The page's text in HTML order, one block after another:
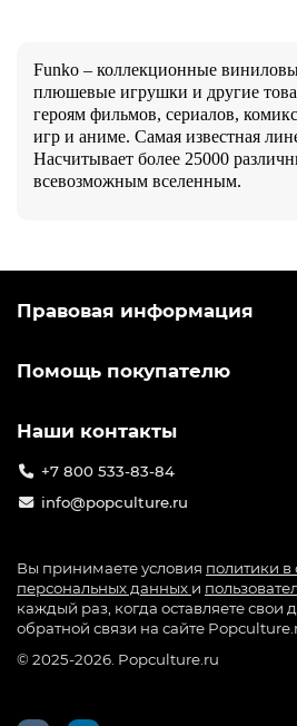
Funko – коллекционные
плюшевые игрушки и другие
героям фильмов, сериалов,
игр и аниме. Самая известная
Насчитывает более 25000
всевозможным вселенным.
Правовая информация
Помощь покупателю
Наши контакты
+7 800 533-83-84
info@popculture.ru
Вы принимаете условия политики
персональных данных и
каждый раз, когда оставляете
обратной связи на сайте
© 2025-2026. Popculture.ru